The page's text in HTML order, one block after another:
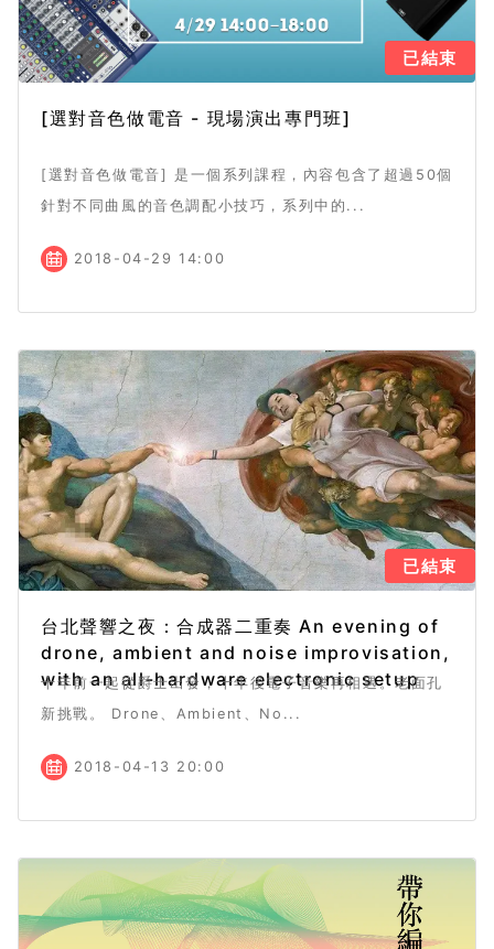
已結束
[選對音色做電音 - 現場演出專門班]
[選對音色做電音] 是一個系列課程，內容包含了超過50個
針對不同曲風的音色調配小技巧，系列中的...
2018-04-29 14:00
已結束
台北聲響之夜：合成器二重奏 An evening of
drone, ambient and noise improvisation,
with an all-hardware electronic setup
十年前一起從爵士出發，十年後電子音樂再相遇。老面孔
新挑戰。 Drone、Ambient、No...
2018-04-13 20:00